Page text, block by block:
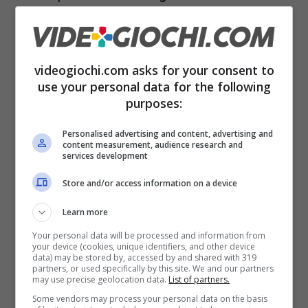
del progetto, tanti di quelli che erano nelle
posizioni di comando sono stati eliminati ci
dice che qualche problema c’è. E adesso,
nonostante le dichiarazioni dei rappresentanti
di 2K che assicurano cheil gioco è già buono
ma che l’intenzione è quella di produrre un
gioco grandiosoe che quindi il titolo uscirà,
c’è da registrare adesso che, se uscirà,
BioShock 4 non incontrerà il suo pubblico
prima del 2027.
La notizia più recente tra l’altro è che, oltre a
videogiochi.com asks for your consent to
use your personal data for the following
purposes:
Personalised advertising and content, advertising and
content measurement, audience research and
services development
Store and/or access information on a device
Learn more
Your personal data will be processed and information from
your device (cookies, unique identifiers, and other device
data) may be stored by, accessed by and shared with 319
partners, or used specifically by this site. We and our partners
may use precise geolocation data. List of partners.
Some vendors may process your personal data on the basis